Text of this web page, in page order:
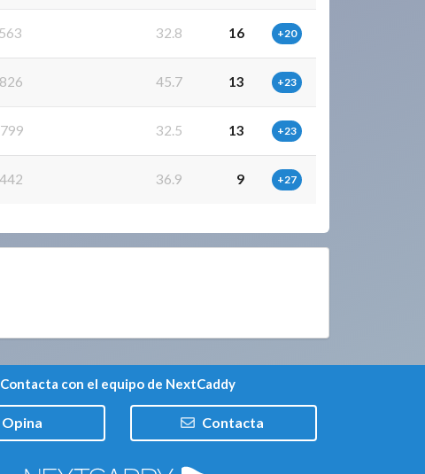
32.8 16 +20
45.7 13 +23
32.5 13 +23
36.9 9 +27
Contacta con el equipo de NextCaddy
Opina Contacta